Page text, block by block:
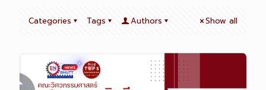
Categories Tags Authors Show all